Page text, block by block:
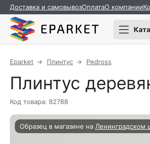
Доставка и самовывозОплатаО компании
Eparket Плинтус Pedross
Плинтус
Код товара: 82788
Образец в магазине на Ленинградском